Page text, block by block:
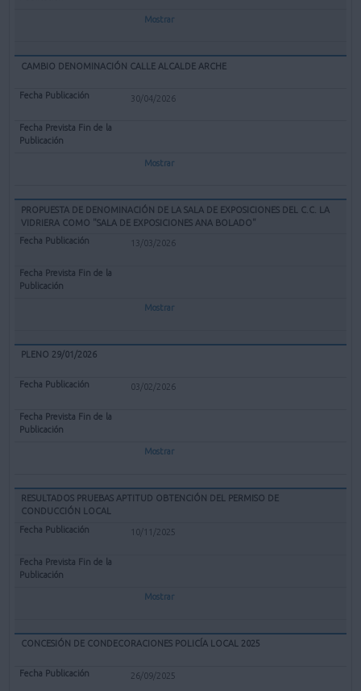
Mostrar
CAMBIO DENOMINACIÓN CALLE ALCALDE ARCHE
30/04/2026
Mostrar
PROPUESTA DE DENOMINACIÓN DE LA SALA DE EXPOSICIONES DEL C.C. LA
VIDRIERA COMO "SALA DE EXPOSICIONES ANA BOLADO"
13/03/2026
Mostrar
PLENO 29/01/2026
03/02/2026
Mostrar
RESULTADOS PRUEBAS APTITUD OBTENCIÓN DEL PERMISO DE
CONDUCCIÓN LOCAL
10/11/2025
Mostrar
CONCESIÓN DE CONDECORACIONES POLICÍA LOCAL 2025
26/09/2025